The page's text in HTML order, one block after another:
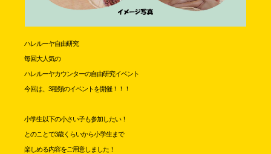
ハレルーヤ自由研究
毎回大人気の
ハレルーヤカウンターの自由研究イベント
今回は、3種類のイベントを開催！！！
小学生以下の小さい子も参加したい！
とのことで3歳くらいから小学生まで
楽しめる内容をご用意しました！